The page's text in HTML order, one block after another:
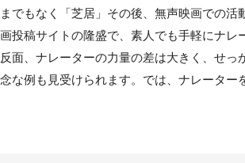
でもなく「芝居」その後、無声映画での活
投稿サイトの隆盛で、素人でも手軽にナレ
面、ナレーターの力量の差は大きく、せっ
な例も見受けられます。では、ナレーター